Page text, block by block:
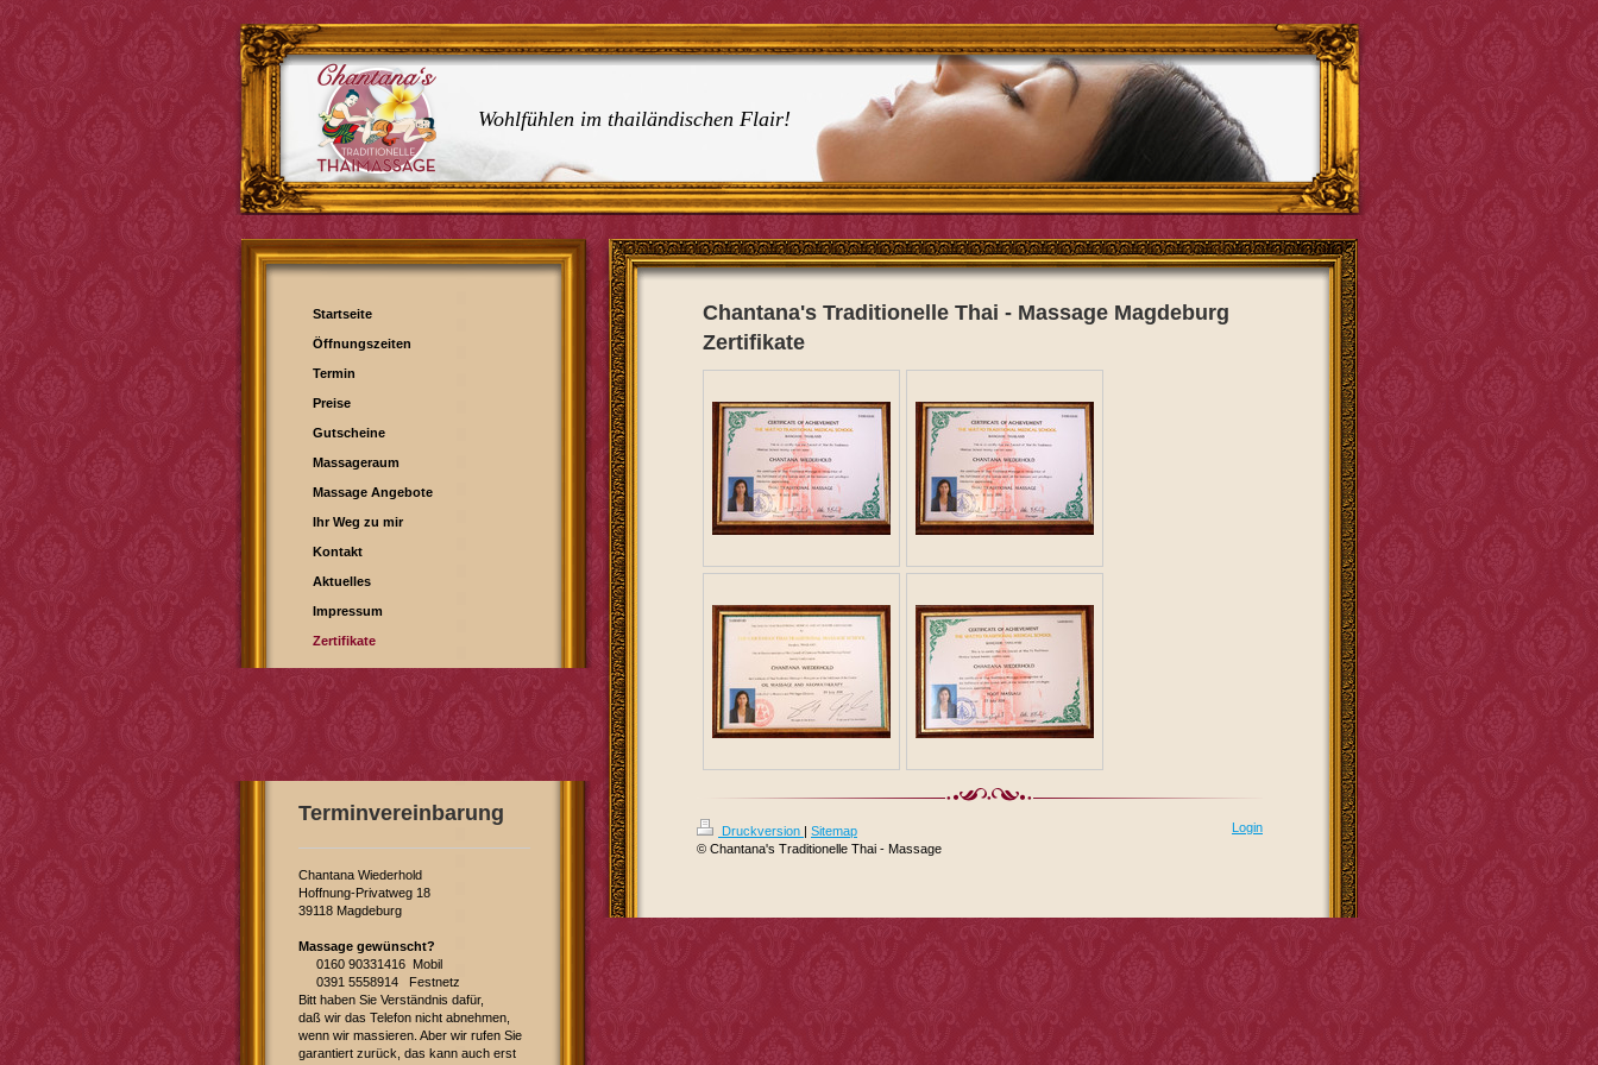
Wohlfühlen im thailändischen Flair!
Chantana's Traditionelle Thai - Massage Magdeburg
Zertifikate
Druckversion | Sitemap
© Chantana's Traditionelle Thai - Massage
Login
Startseite
Öffnungszeiten
Termin
Preise
Gutscheine
Massageraum
Massage Angebote
Ihr Weg zu mir
Kontakt
Aktuelles
Impressum
Zertifikate
Terminvereinbarung
Chantana Wiederhold
Hoffnung-Privatweg 18
39118 Magdeburg
Massage gewünscht?
0160 90331416 Mobil
0391 5558914 Festnetz
Bitt haben Sie Verständnis dafür,
daß wir das Telefon nicht abnehmen,
wenn wir massieren. Aber wir rufen Sie
garantiert zurück, das kann auch erst